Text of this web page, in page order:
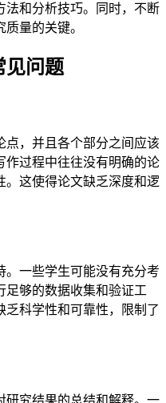
法和分析技巧。同时，不断
量的关键。
见问题
点，并且各个部分之间应该
作过程中往往没有明确的论
。这使得论文缺乏深度和逻
。一些学生可能没有充分考
足够的数据收集和验证工
科学性和可靠性，限制了
研究结果的总结和解释。一